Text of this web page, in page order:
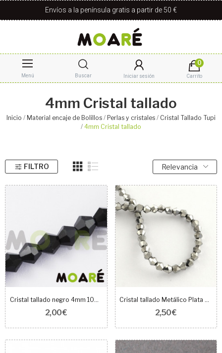
Envíos a la península gratis a partir de 50 €
Menú Buscar Iniciar sesión
0
Carrito
4mm Cristal tallado
Inicio Material encaje de Bolillos Perlas y cristales
Cristal Tallado Tupi
4mm Cristal tallado
FILTRO Relevancia
Cristal tallado negro 4mm 100 unidades
2,00 €
Cristal tallado Metálico Plata 4mm 108uds
2,50 €